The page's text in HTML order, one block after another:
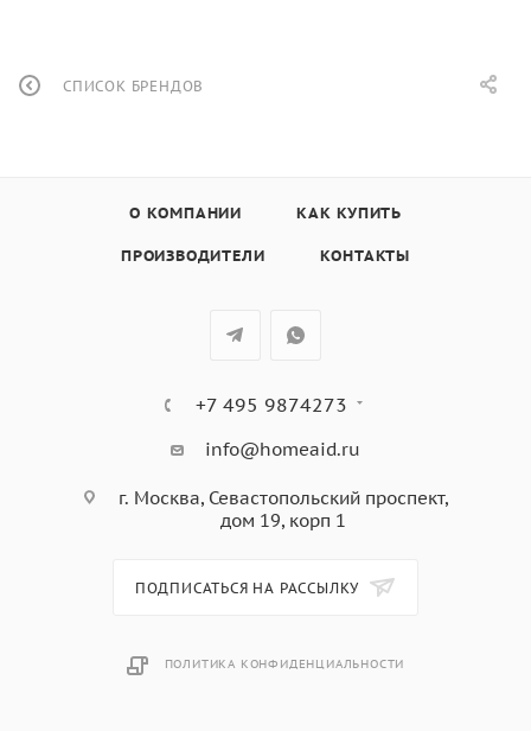
СПИСОК БРЕНДОВ
О КОМПАНИИ КАК КУПИТЬ
ПРОИЗВОДИТЕЛИ КОНТАКТЫ
+7 495 9874273
info@homeaid.ru
г. Москва, Севастопольский проспект,
дом 19, корп 1
ПОДПИСАТЬСЯ НА РАССЫЛКУ
ПОЛИТИКА КОНФИДЕНЦИАЛЬНОСТИ